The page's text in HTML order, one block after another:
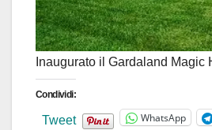
Inaugurato il Gardaland
Condividi:
Tweet WhatsApp